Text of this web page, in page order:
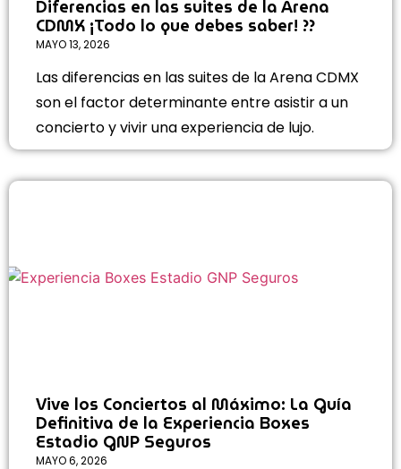
Diferencias en las suites de la Arena
CDMX ¡Todo lo que debes saber! ??
MAYO 13, 2026
Las diferencias en las suites de la Arena CDMX
son el factor determinante entre asistir a un
concierto y vivir una experiencia de lujo.
Vive los Conciertos al Máximo: La Guía
Definitiva de la Experiencia Boxes
Estadio GNP Seguros
MAYO 6, 2026